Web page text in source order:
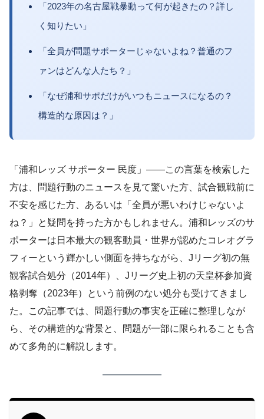
「2023年の名古屋戦暴動って何が起きたの？詳し
く知りたい」
「全員が問題サポーターじゃないよね？普通のフ
ァンはどんな人たち？」
「なぜ浦和サポだけがいつもニュースになるの？
構造的な原因は？」
「浦和レッズ サポーター 民度」——この言葉を検索した
方は、問題行動のニュースを見て驚いた方、試合観戦前に
不安を感じた方、あるいは「全員が悪いわけじゃないよ
ね？」と疑問を持った方かもしれません。浦和レッズのサ
ポーターは日本最大の観客動員・世界が認めたコレオグラ
フィーという輝かしい側面を持ちながら、Jリーグ初の無
観客試合処分（2014年）、Jリーグ史上初の天皇杯参加資
格剥奪（2023年）という前例のない処分も受けてきまし
た。この記事では、問題行動の事実を正確に整理しなが
ら、その構造的な背景と、問題が一部に限られることも含
めて多角的に解説します。